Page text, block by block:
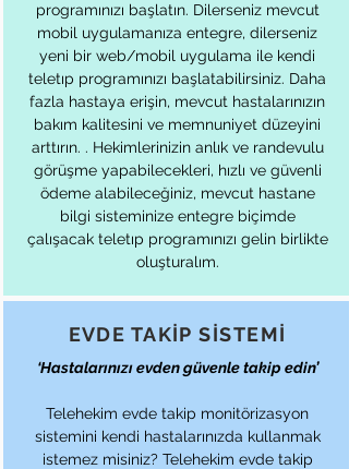
programınızı başlatın. Dilerseniz mevcut
mobil uygulamanıza entegre, dilerseniz
yeni bir web/mobil uygulama ile kendi
teletıp programınızı başlatabilirsiniz. Daha
fazla hastaya erişin, mevcut hastalarınızın
bakım kalitesini ve memnuniyet düzeyini
arttırın. . Hekimlerinizin anlık ve randevulu
görüşme yapabilecekleri, hızlı ve güvenli
ödeme alabileceğiniz, mevcut hastane
bilgi sisteminize entegre biçimde
çalışacak teletıp programınızı gelin birlikte
oluşturalım.
EVDE TAKİP SİSTEMİ
‘Hastalarınızı evden güvenle takip edin’
Telehekim evde takip monitörizasyon
sistemini kendi hastalarınızda kullanmak
istemez misiniz? Telehekim evde takip